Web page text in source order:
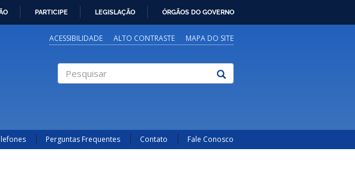
PARTICIPE LEGISLAÇÃO ÓRGÃOS DO GOVERNO
ACESSIBILIDADE ALTO CONTRASTE MAPA DO SITE
Perguntas Frequentes Contato Fale Conosco